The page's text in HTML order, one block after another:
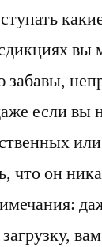
вы
забавы,
если вы
что он